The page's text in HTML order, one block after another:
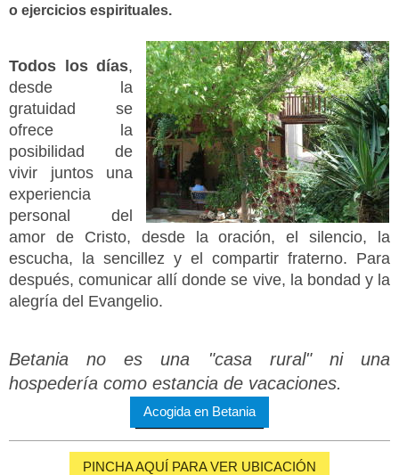
o ejercicios espirituales.
Todos los días,
desde la
gratuidad se
ofrece la
posibilidad de
vivir juntos una
experiencia
personal del
amor de Cristo, desde la oración, el silencio, la
escucha, la sencillez y el compartir fraterno. Para
después, comunicar allí donde se vive, la bondad y la
alegría del Evangelio.
Betania no es una "casa rural" ni una
hospedería como estancia de vacaciones.
Acogida en Betania
PINCHA AQUÍ PARA VER UBICACIÓN